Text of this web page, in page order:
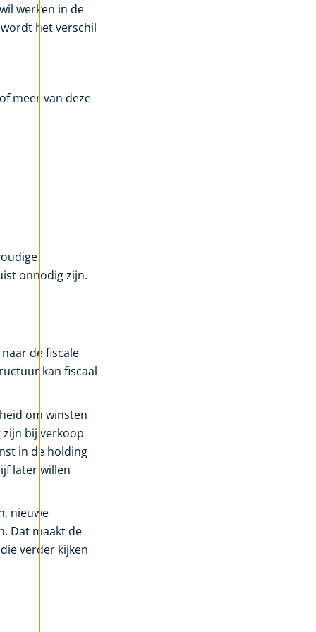
werken in de
het verschil
meer van deze
onnodig zijn.
de fiscale
kan fiscaal
om winsten
bij verkoop
in de holding
later willen
nieuwe
Dat maakt de
verder kijken